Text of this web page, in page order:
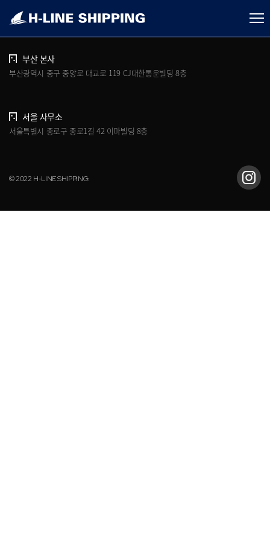
개인정보처리방침 브로슈어 다운로드
부산 본사
부산광역시 중구 중앙로 대교로 119 CJ대한통운빌딩 8층
서울 사무소
서울특별시 종로구 종로1길 42 이마빌딩 8층
© 2022 H-LINE SHIPPING.